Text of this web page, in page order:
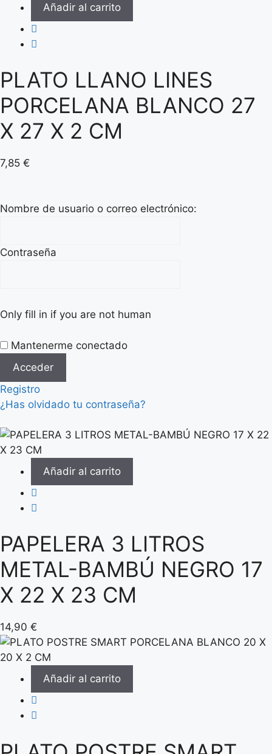
Añadir al carrito
PLATO LLANO LINES
PORCELANA BLANCO 27
X 27 X 2 CM
7,85 €
Nombre de usuario o correo electrónico:
Contraseña
Only fill in if you are not human
Mantenerme conectado
Registro
¿Has olvidado tu contraseña?
Añadir al carrito
PAPELERA 3 LITROS
METAL-BAMBÚ NEGRO 17
X 22 X 23 CM
14,90 €
Añadir al carrito